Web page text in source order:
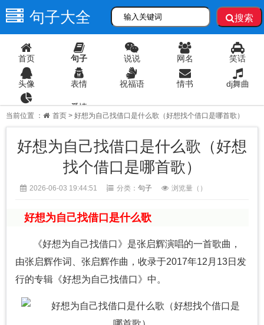
句子大全 搜索
首页 句子 说说 网名 笑话
头像 表情 祝福语 情书 dj舞曲
爱情
当前位置 ： 首页 > 好想为自己找借口是什么歌（好想找个借口是哪首歌）
好想为自己找借口是什么歌（好想
找个借口是哪首歌）
2026-06-03 19:44:51 分类： 句子 浏览量（ ）
好想为自己找借口是什么歌
《好想为自己找借口》是张启辉演唱的一首歌曲，
由张启辉作词、张启辉作曲，收录于2017年12月13日发
行的专辑《好想为自己找借口》中。